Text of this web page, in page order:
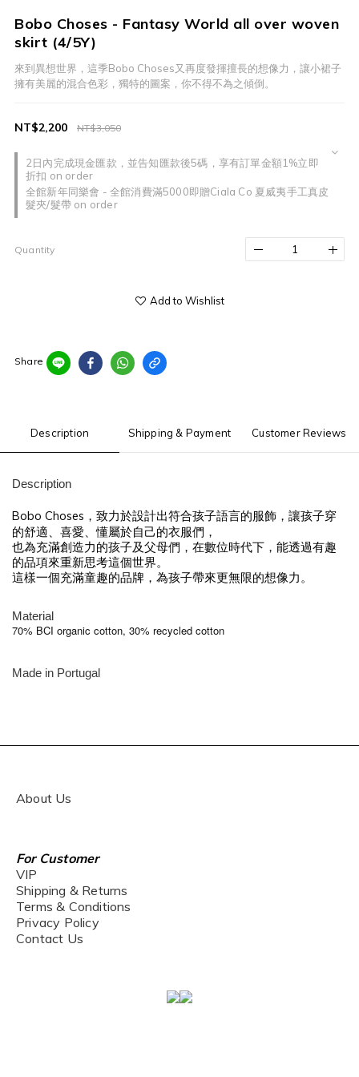
Bobo Choses - Fantasy World all over woven
skirt (4/5Y)
來到異想世界，這季Bobo Choses又再度發揮擅長的想像力，讓小裙子
擁有美麗的混合色彩，獨特的圖案，你不得不為之傾倒。
2日內完成現金匯款，並告知匯款後5碼，享有訂單金額1%立即
折扣 on order
全館新年同樂會 - 全館消費滿5000即贈Ciala Co 夏威夷手工真皮
髮夾/髮帶 on order
NT$3,050
NT$2,200
Quantity
Add to Wishlist
Share
Description Shipping & Payment Customer Reviews
Description
Bobo Choses，致力於設計出符合孩子語言的服飾，讓孩子穿
的舒適、喜愛、懂屬於自己的衣服們，
也為充滿創造力的孩子及父母們，在數位時代下，能透過有趣
的品項來重新思考這個世界。
這樣一個充滿童趣的品牌，為孩子帶來更無限的想像力。
Material
70% BCI organic cotton, 30% recycled cotton
Made in Portugal
About Us
For Customer
VIP
Shipping & Returns
Terms & Conditions
Privacy Policy
Contact Us